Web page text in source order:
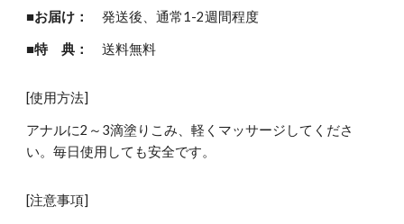
■お届け： 発送後、通常1-2週間程度
■特 典： 送料無料
[使用方法]
アナルに2～3滴塗りこみ、軽くマッサージしてくださ
い。毎日使用しても安全です。
[注意事項]